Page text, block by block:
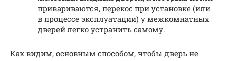
привариваются, перекос при установке (или
в процессе эксплуатации) у межкомнатных
дверей легко устранить самому.
Как видим, основным способом, чтобы дверь не